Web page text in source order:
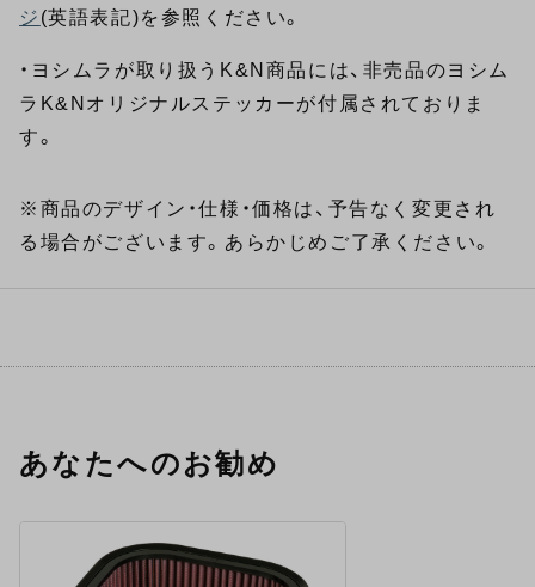
ジ (英語表記)を参照ください。
・ヨシムラが取り扱うK&N商品には、非売品のヨシム
ラK&Nオリジナルステッカーが付属されておりま
す。
※商品のデザイン・仕様・価格は、予告なく変更され
る場合がございます。あらかじめご了承ください。
あなたへのお勧め